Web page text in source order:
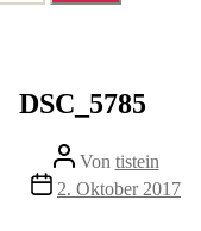
DSC_5785
Beitragsautor
Von tistein
Veröffentlichungsdatum
2. Oktober 2017